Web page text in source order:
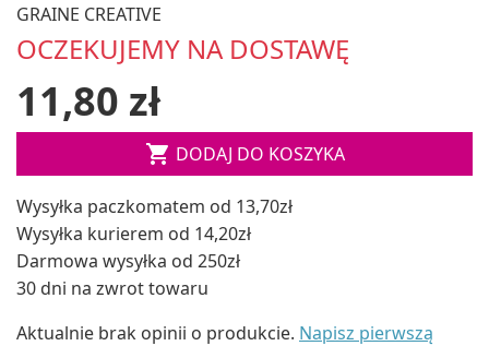
GRAINE CREATIVE
OCZEKUJEMY NA DOSTAWĘ
11,80 zł
 DODAJ DO KOSZYKA
Wysyłka paczkomatem od 13,70zł
Wysyłka kurierem od 14,20zł
Darmowa wysyłka od 250zł
30 dni na zwrot towaru
Aktualnie brak opinii o produkcie. Napisz pierwszą